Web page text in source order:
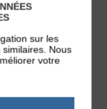
des
en
ses horaires
sur les
Nous
votre